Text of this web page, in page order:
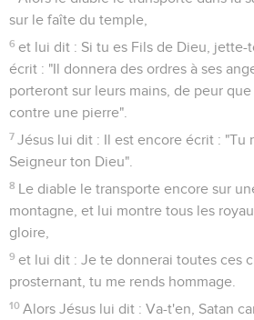
Nephthali,
afin que fût accompli ce qui avait
prophète, disant :
15 "Terre de Zabulon, et terre de
au delà du Jourdain, Galilée des
16
le peuple assis dans les ténèbres a
lumière ; et sur ceux qui sont assis
l'ombre de la mort, la lumière s'est
17 Dès lors Jésus commença à
vous, car le royaume des cieux s'est
Jésus appelle quatre
18 Et comme il marchait le long de la